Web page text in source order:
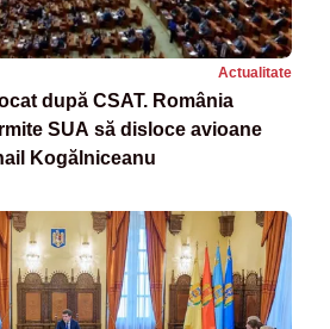
Actualitate
după CSAT. România
SUA să disloce avioane
Kogălniceanu